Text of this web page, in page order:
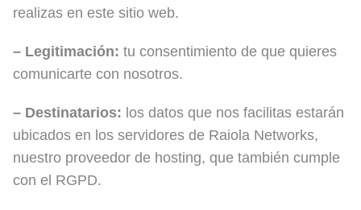
realizas en este sitio web.
– Legitimación: tu consentimiento de que quieres
comunicarte con nosotros.
– Destinatarios: los datos que nos facilitas estarán
ubicados en los servidores de Raiola Networks,
nuestro proveedor de hosting, que también cumple
con el RGPD.